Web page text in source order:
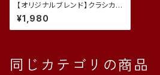
【オリジナルブレンド】クラシカ
ル・スイート (200g)
¥1,980
同じカテゴリの商品